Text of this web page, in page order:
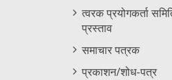
त्वरक प्रयोगकर्ता
प्रस्ताव
समाचार पत्रक
प्रकाशन/शोध-पत्र